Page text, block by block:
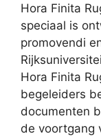
Hora Finita
speciaal is
promovendi
Hora Finita
begeleiders
documenten
de voortgang